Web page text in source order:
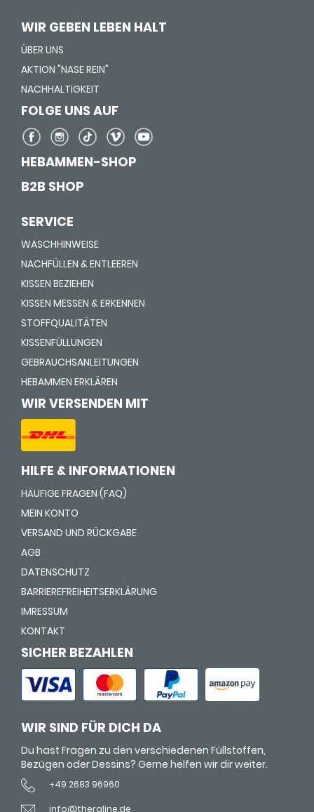
WIR GEBEN LEBEN HALT
ÜBER UNS
AKTION "NASE REIN"
NACHHALTIGKEIT
FOLGE UNS AUF
HEBAMMEN-SHOP
B2B SHOP
SERVICE
WASCHHINWEISE
NACHFÜLLEN & ENTLEEREN
KISSEN BEZIEHEN
KISSEN MESSEN & ERKENNEN
STOFFQUALITÄTEN
KISSENFÜLLUNGEN
GEBRAUCHSANLEITUNGEN
HEBAMMEN ERKLÄREN
WIR VERSENDEN MIT
HILFE & INFORMATIONEN
HÄUFIGE FRAGEN (FAQ)
MEIN KONTO
VERSAND UND RÜCKGABE
AGB
DATENSCHUTZ
BARRIEREFREIHEITSERKLÄRUNG
IMRESSUM
KONTAKT
SICHER BEZAHLEN
WIR SIND FÜR DICH DA
Du hast Fragen zu den verschiedenen Füllstoffen,
Bezügen oder Dessins? Gerne helfen wir dir weiter.
+49 2683 96960
info@theraline.de